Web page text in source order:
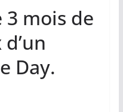
mois de
Day.